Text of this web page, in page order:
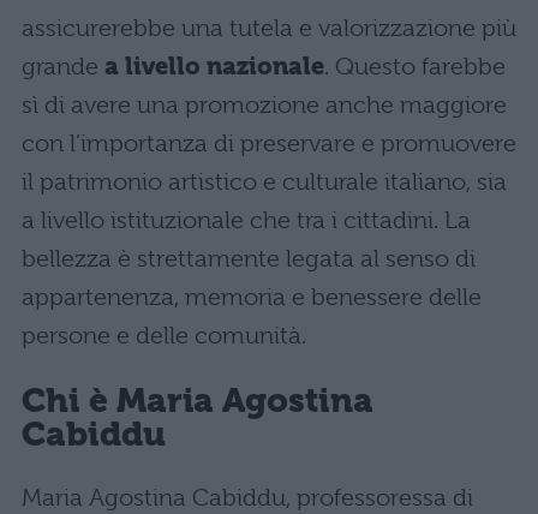
assicurerebbe una tutela e valorizzazione più
grande a livello nazionale. Questo farebbe
sì di avere una promozione anche maggiore
con l’importanza di preservare e promuovere
il patrimonio artistico e culturale italiano, sia
a livello istituzionale che tra i cittadini. La
bellezza è strettamente legata al senso di
appartenenza, memoria e benessere delle
persone e delle comunità.
Chi è Maria Agostina
Cabiddu
Maria Agostina Cabiddu, professoressa di